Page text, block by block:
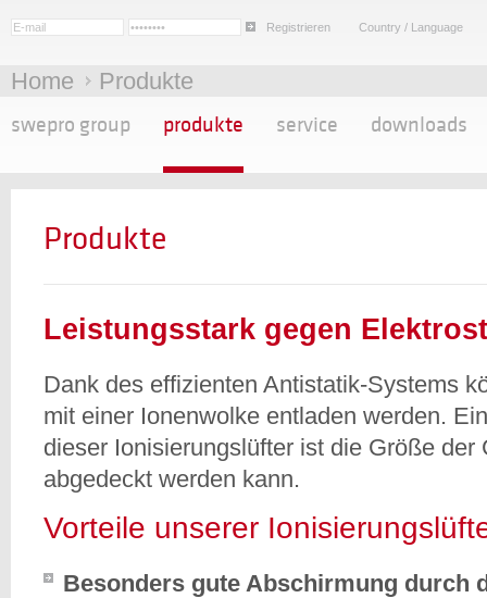
Registrieren Country / Language
Home Produkte
swepro group produkte service downloads
Produkte
Leistungsstark gegen
Dank des effizienten Antistatik-Systems
mit einer Ionenwolke entladen werden.
dieser Ionisierungslüfter ist die Größe der
abgedeckt werden kann.
Vorteile unserer
Besonders gute Abschirmung durch